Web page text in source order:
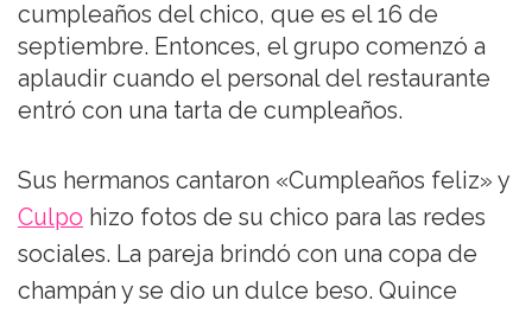
cumpleaños del chico, que es el 16 de
septiembre. Entonces, el grupo comenzó a
aplaudir cuando el personal del restaurante
entró con una tarta de cumpleaños.
Sus hermanos cantaron «Cumpleaños feliz» y
Culpo hizo fotos de su chico para las redes
sociales. La pareja brindó con una copa de
champán y se dio un dulce beso. Quince